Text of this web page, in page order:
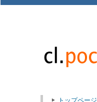
トップページ